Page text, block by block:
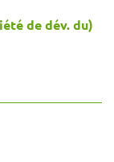
de dév. du)